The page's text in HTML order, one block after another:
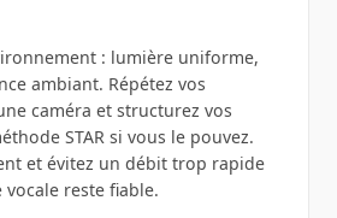
: lumière uniforme,
ambiant. Répétez vos
caméra et structurez vos
STAR si vous le pouvez.
et évitez un débit trop rapide
vocale reste fiable.